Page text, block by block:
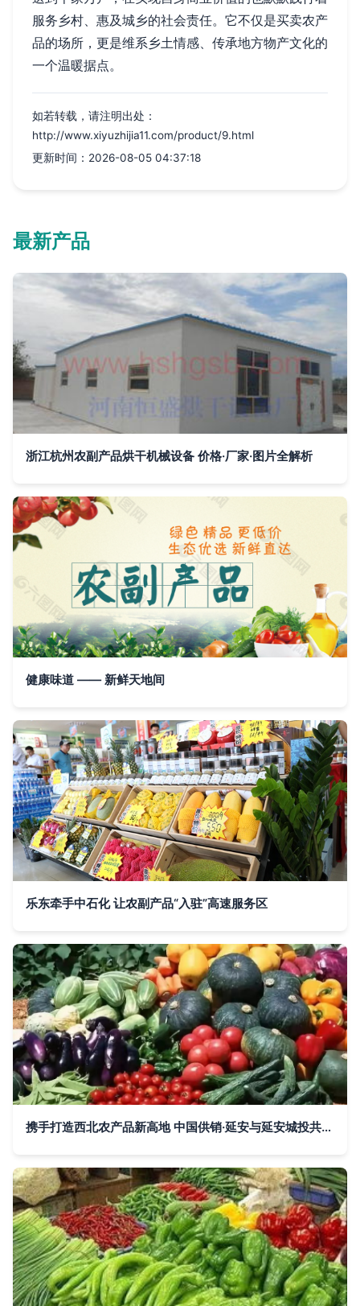
服务乡村、惠及城乡的社会责任。它不仅是买卖农产
品的场所，更是维系乡土情感、传承地方物产文化的
一个温暖据点。
如若转载，请注明出处：
http://www.xiyuzhijia11.com/product/9.html
更新时间：2026-08-05 04:37:18
最新产品
浙江杭州农副产品烘干机械设备 价格·厂家·图片全解析
健康味道 —— 新鲜天地间
乐东牵手中石化 让农副产品“入驻”高速服务区
携手打造西北农产品新高地 中国供销·延安与延安城投共筑集散中心